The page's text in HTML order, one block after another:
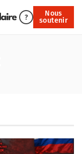
?
Nous
soutenir